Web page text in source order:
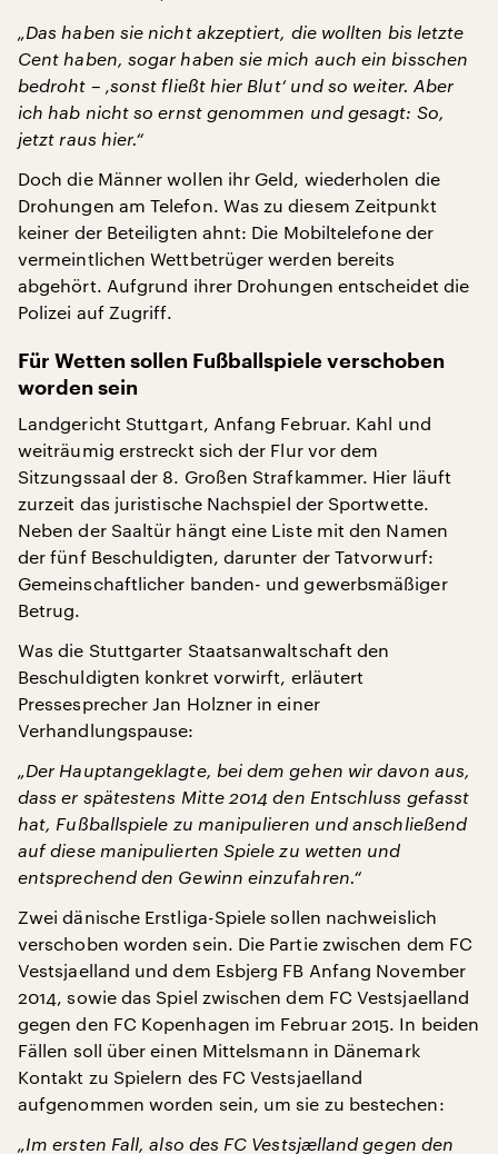
„Das haben sie nicht akzeptiert, die wollten bis letzte
Cent haben, sogar haben sie mich auch ein bisschen
bedroht – ‚sonst fließt hier Blut‘ und so weiter. Aber
ich hab nicht so ernst genommen und gesagt: So,
jetzt raus hier.“
Doch die Männer wollen ihr Geld, wiederholen die
Drohungen am Telefon. Was zu diesem Zeitpunkt
keiner der Beteiligten ahnt: Die Mobiltelefone der
vermeintlichen Wettbetrüger werden bereits
abgehört. Aufgrund ihrer Drohungen entscheidet die
Polizei auf Zugriff.
Für Wetten sollen Fußballspiele verschoben
worden sein
Landgericht Stuttgart, Anfang Februar. Kahl und
weiträumig erstreckt sich der Flur vor dem
Sitzungssaal der 8. Großen Strafkammer. Hier läuft
zurzeit das juristische Nachspiel der Sportwette.
Neben der Saaltür hängt eine Liste mit den Namen
der fünf Beschuldigten, darunter der Tatvorwurf:
Gemeinschaftlicher banden- und gewerbsmäßiger
Betrug.
Was die Stuttgarter Staatsanwaltschaft den
Beschuldigten konkret vorwirft, erläutert
Pressesprecher Jan Holzner in einer
Verhandlungspause:
„Der Hauptangeklagte, bei dem gehen wir davon aus,
dass er spätestens Mitte 2014 den Entschluss gefasst
hat, Fußballspiele zu manipulieren und anschließend
auf diese manipulierten Spiele zu wetten und
entsprechend den Gewinn einzufahren.“
Zwei dänische Erstliga-Spiele sollen nachweislich
verschoben worden sein. Die Partie zwischen dem FC
Vestsjaelland und dem Esbjerg FB Anfang November
2014, sowie das Spiel zwischen dem FC Vestsjaelland
gegen den FC Kopenhagen im Februar 2015. In beiden
Fällen soll über einen Mittelsmann in Dänemark
Kontakt zu Spielern des FC Vestsjaelland
aufgenommen worden sein, um sie zu bestechen:
„Im ersten Fall, also des FC Vestsjælland gegen den